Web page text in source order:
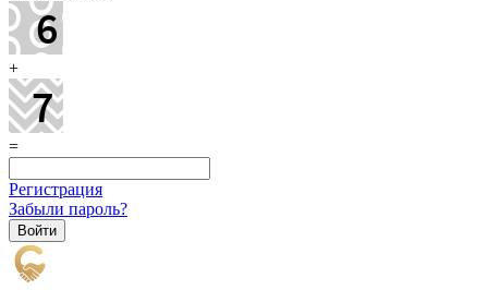
+
=
Регистрация
Забыли пароль?